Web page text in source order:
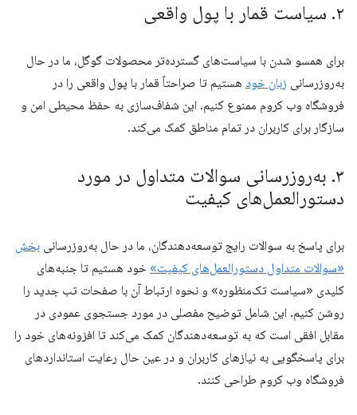
۲. سیاست قمار با پول واقعی
برای همسو شدن با سیاست‌های گسترده‌تر محصولات گوگل، ما در حال
به‌روزرسانی زبان خود هستیم تا صراحتاً قمار با پول واقعی را در
فروشگاه وب کروم ممنوع کنیم. این شفاف‌سازی به حفظ محیطی امن و
سازگار برای کاربران در تمام مناطق کمک می‌کند.
۳. به‌روزرسانی سوالات متداول در مورد
دستورالعمل‌های کیفیت
برای پاسخ به سوالات رایج توسعه‌دهندگان، ما در حال به‌روزرسانی بخش
«سوالات متداول دستورالعمل‌های کیفیت» خود هستیم تا جنبه‌های
کلیدی «سیاست تک‌منظوره» و نحوه ارتباط آن با صفحات تب جدید را
روشن کنیم. این شامل توضیح مفصلی در مورد جستجوی عمودی در
مقابل افقی است که به توسعه‌دهندگان کمک می‌کند تا افزونه‌های خود را
برای پاسخگویی به نیازهای کاربران و در عین حال رعایت استانداردهای
فروشگاه وب کروم طراحی کنند.